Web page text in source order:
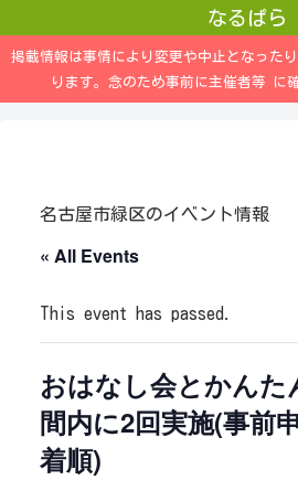
なるぱら
掲載情報は事情により変更や中止となった
ります。念のため事前に主催者等 に
名古屋市緑区のイベント情報
« All Events
This event has passed.
おはなし会とかんた
間内に2回実施(事前
着順)